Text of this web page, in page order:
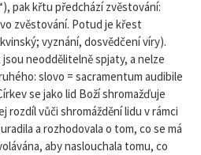
pak křtu předchází zvěstování:
zvěstování. Potud je křest
vyznání, dosvědčení víry).
neoddělitelně spjaty, a nelze
slovo = sacramentum audibile
se jako lid Boží shromažďuje
rozdíl vůči shromáždění lidu v rámci
a rozhodovala o tom, co se má
aby naslouchala tomu, co